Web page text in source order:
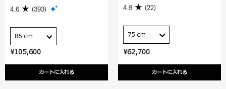
¥105,600
カートに入れる
4.6 (393)
86 cm
¥62,700
カートに入れる
4.9 (22)
75 cm